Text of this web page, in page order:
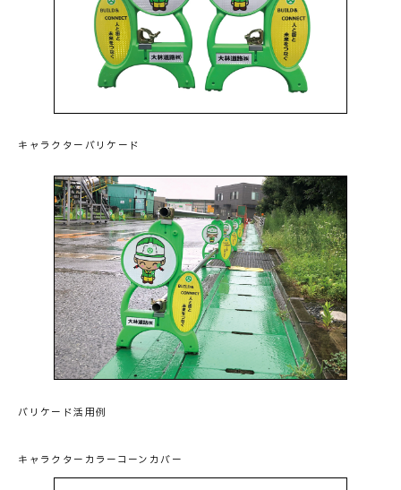
キャラクターバリケード
バリケード活用例
キャラクターカラーコーンカバー